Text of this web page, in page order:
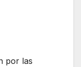
por las